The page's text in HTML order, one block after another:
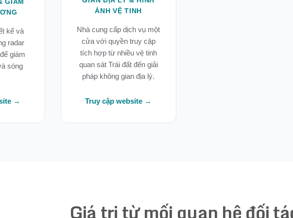
kế và
radar
giám
sóng
→
ẢNH VỆ TINH
Nhà cung cấp dịch vụ một
cửa với quyền truy cập
tích hợp từ nhiều vệ tinh
quan sát Trái đất đến giải
pháp không gian địa lý.
Truy cập website →
Giá trị từ mối quan hệ đối